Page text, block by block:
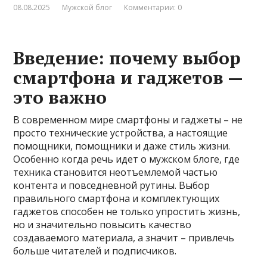
08.08.2025 Мужской блог Комментарии: 0
Введение: почему выбор
смартфона и гаджетов —
это важно
В современном мире смартфоны и гаджеты – не
просто технические устройства, а настоящие
помощники, помощники и даже стиль жизни.
Особенно когда речь идет о мужском блоге, где
техника становится неотъемлемой частью
контента и повседневной рутины. Выбор
правильного смартфона и комплектующих
гаджетов способен не только упростить жизнь,
но и значительно повысить качество
создаваемого материала, а значит – привлечь
больше читателей и подписчиков.